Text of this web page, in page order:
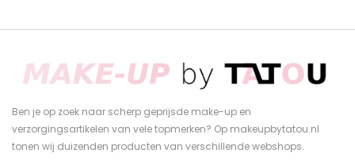
Ben je op zoek naar scherp geprijsde make-up en
verzorgingsartikelen van vele topmerken? Op makeupbytatou.nl
tonen wij duizenden producten van verschillende webshops.